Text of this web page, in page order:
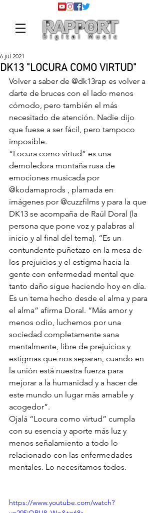
DK13 "LOCURA COMO VIRTUD"
6 jul 2021
Volver a saber de @dk13rap es volver a
darte de bruces con el lado menos
cómodo, pero también el más
necesitado de atención. Nadie dijo
que fuese a ser fácil, pero tampoco
imposible.
“Locura como virtud” es una
demoledora montaña rusa de
emociones musicada por
@kodamaprods , plamada en
imágenes por @cuzzfilms y para la que
DK13 se acompaña de Raúl Doral (la
persona que pone voz y palabras al
inicio y al final del tema). “Es un
contundente puñetazo en la mesa de
los prejuicios y el estigma hacia la
gente con enfermedad mental que
tanto daño sigue haciendo hoy en día.
Es un tema hecho desde el alma y para
el alma” afirma Doral. “Más amor y
menos odio, luchemos por una
sociedad completamente sana
mentalmente, libre de prejuicios y
estigmas que nos separan, cuando en
la unión está nuestra fuerza para
mejorar a la humanidad y a hacer de
este mundo un lugar más amable y
acogedor”.
Ojalá “Locura como virtud” cumpla
con su esencia y aporte más luz y
menos señalamiento a todo lo
relacionado con las enfermedades
mentales. Lo necesitamos todos.
https://www.youtube.com/watch?